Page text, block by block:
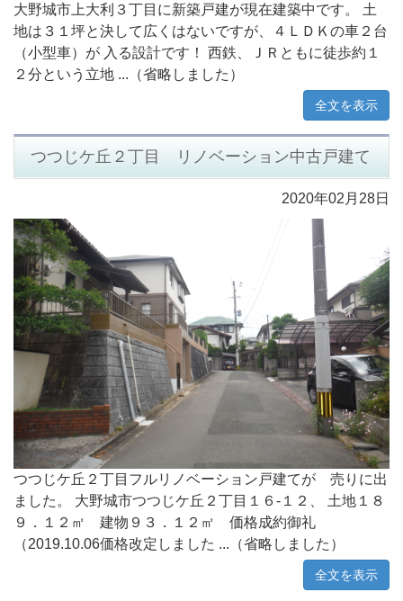
大野城市上大利３丁目に新築戸建が現在建築中です。 土
地は３１坪と決して広くはないですが、４ＬＤＫの車２台
（小型車）が 入る設計です！ 西鉄、ＪＲともに徒歩約１
２分という立地 ...（省略しました）
全文を表示
つつじケ丘２丁目 リノベーション中古戸建て
2020年02月28日
つつじケ丘２丁目フルリノベーション戸建てが 売りに出
ました。 大野城市つつじケ丘２丁目１６-１２、 土地１８
９．１２㎡ 建物９３．１２㎡ 価格成約御礼
（2019.10.06価格改定しました ...（省略しました）
全文を表示